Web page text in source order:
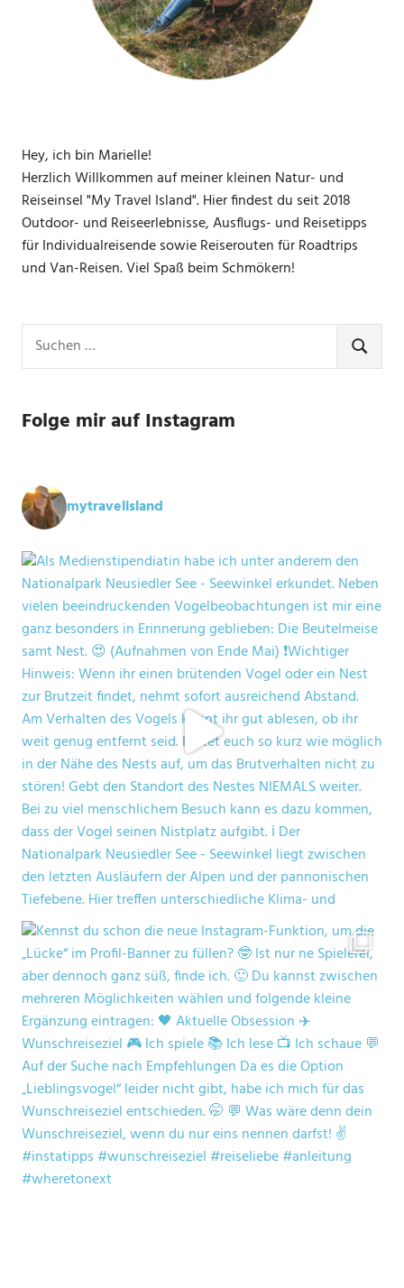
Hey, ich bin Marielle!
Herzlich Willkommen auf meiner kleinen Natur- und
Reiseinsel "My Travel Island". Hier findest du seit 2018
Outdoor- und Reiseerlebnisse, Ausflugs- und Reisetipps
für Individualreisende sowie Reiserouten für Roadtrips
und Van-Reisen. Viel Spaß beim Schmökern!
nach:
SUCHEN
Folge mir auf Instagram
mytravelisland